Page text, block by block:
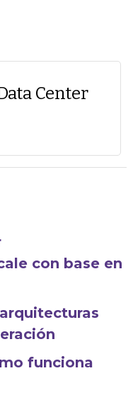
Center
con base en
funciona